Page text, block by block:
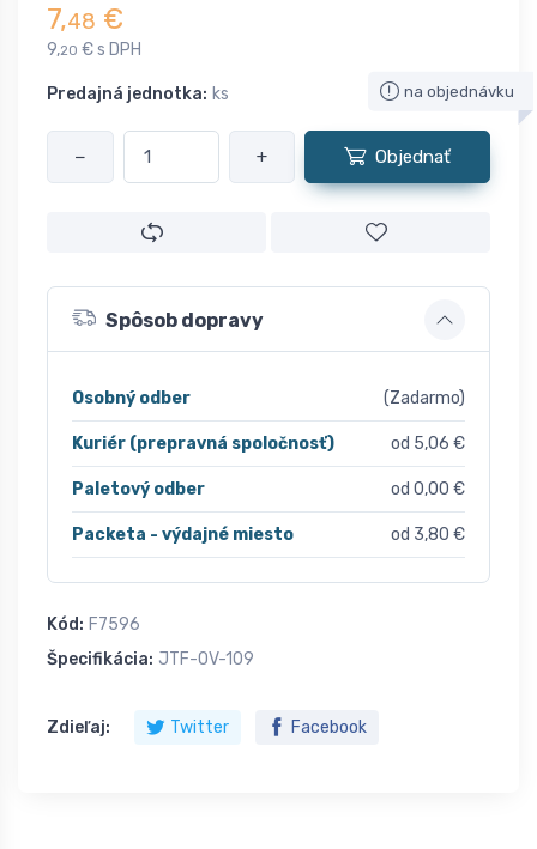
7,48 €
9,20 € s DPH
Predajná jednotka: ks na objednávku
− + Objednať
Spôsob dopravy
Osobný odber (Zadarmo)
Kuriér (prepravná spoločnosť) od 5,06 €
Paletový odber od 0,00 €
Packeta - výdajné miesto od 3,80 €
Kód: F7596
Špecifikácia: JTF-OV-109
Zdieľaj: Twitter Facebook